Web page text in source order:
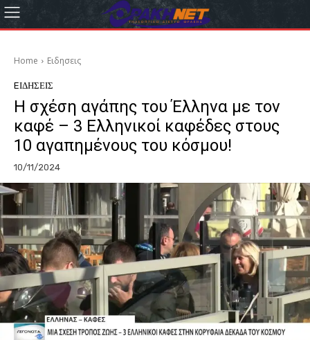
Home Eιδησεις
EΙΔΗΣΕΙΣ
Η σχέση αγάπης του Έλληνα με τον
καφέ – 3 Ελληνικοί καφέδες στους
10 αγαπημένους του κόσμου!
10/11/2024